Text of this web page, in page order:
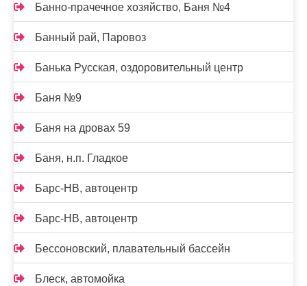
Банно-прачечное хозяйство, Баня №4
Банный рай, Паровоз
Банька Русская, оздоровительный центр
Баня №9
Баня на дровах 59
Баня, н.п. Гладкое
Барс-НВ, автоцентр
Барс-НВ, автоцентр
Бессоновский, плавательный бассейн
Блеск, автомойка